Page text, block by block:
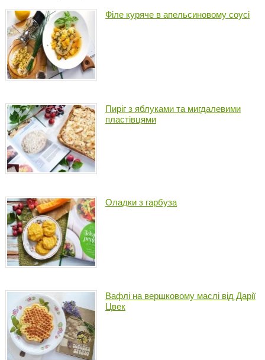
Філе куряче в апельсиновому соусі
Пиріг з яблуками та мигдалевими
пластівцями
Оладки з гарбуза
Вафлі на вершковому маслі від Дарії
Цвек